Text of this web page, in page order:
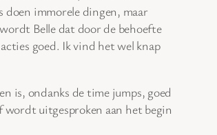
doen immorele dingen, maar
Belle dat door de behoefte
goed. Ik vind het wel knap
is, ondanks de time jumps, goed
wordt uitgesproken aan het begin